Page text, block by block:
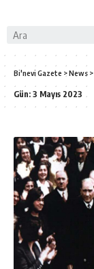
Bi'nevi Gazete >News >
Gün: 3 Mayıs 2023